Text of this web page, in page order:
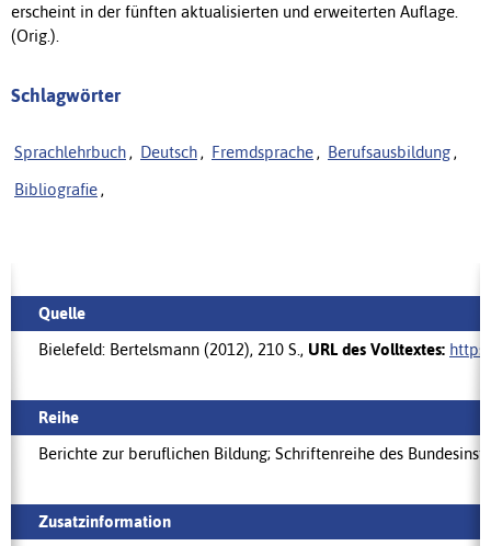
erscheint in der fünften aktualisierten und erweiterten Auflage.
(Orig.).
Schlagwörter
Sprachlehrbuch , Deutsch , Fremdsprache , Berufsausbildung ,
Bibliografie ,
Quelle
Bielefeld: Bertelsmann (2012), 210 S., URL des Volltextes:
Reihe
Berichte zur beruflichen Bildung; Schriftenreihe des
Zusatzinformation